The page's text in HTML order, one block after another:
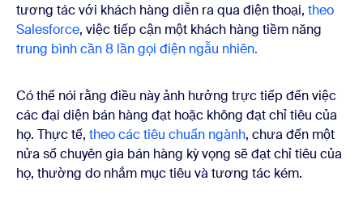
tương tác với khách hàng diễn ra qua điện thoại, theo
Salesforce, việc tiếp cận một khách hàng tiềm năng
trung bình cần 8 lần gọi điện ngẫu nhiên.
Có thể nói rằng điều này ảnh hưởng trực tiếp đến việc
các đại diện bán hàng đạt hoặc không đạt chỉ tiêu của
họ. Thực tế, theo các tiêu chuẩn ngành, chưa đến một
nửa số chuyên gia bán hàng kỳ vọng sẽ đạt chỉ tiêu của
họ, thường do nhắm mục tiêu và tương tác kém.